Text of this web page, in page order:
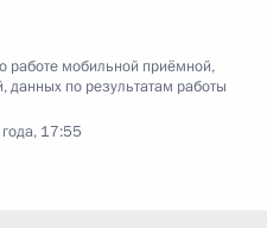
работе мобильной приёмной,
данных по результатам работы
17:55